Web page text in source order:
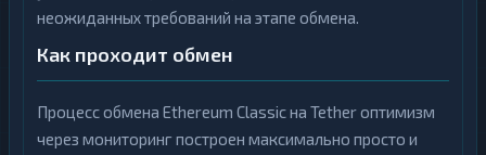
неожиданных требований на этапе обмена.
Как проходит обмен
Процесс обмена Ethereum Classic на Tether оптимизм
через мониторинг построен максимально просто и